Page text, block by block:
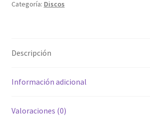
Categoría: Discos
Descripción
Información adicional
Valoraciones (0)